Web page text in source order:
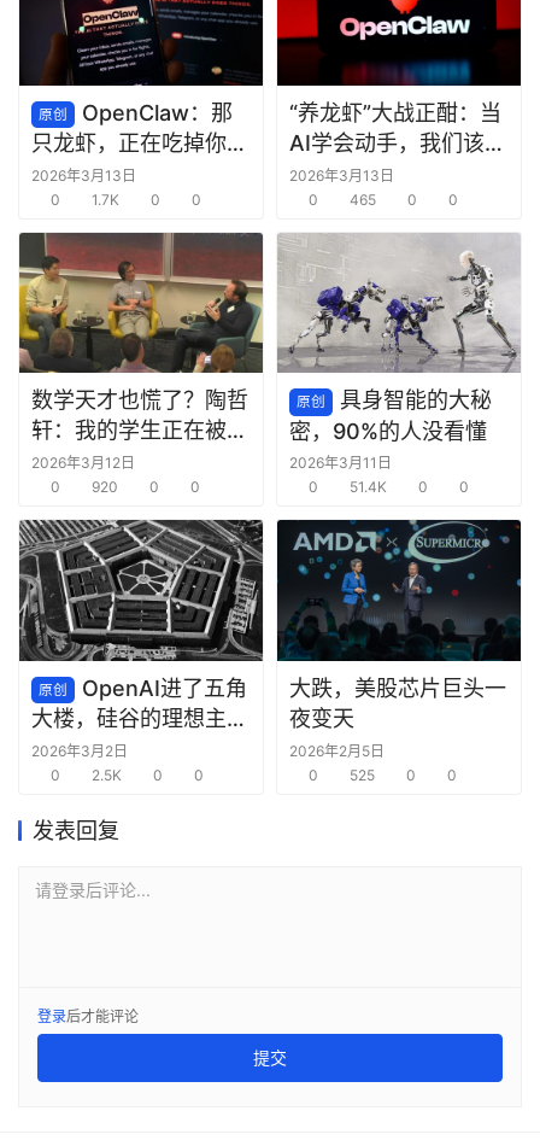
原创
OpenClaw：那
只龙虾，正在吃掉你的
脑子
2026年3月13日
0
1.7K 0 0
“养龙虾”大战正酣：当
AI学会动手，我们该欢
呼还是警惕？
2026年3月13日
0
465 0 0
数学天才也慌了？陶哲
轩：我的学生正在被
AI“毁掉”
2026年3月12日
0
920 0 0
原创
具身智能的大秘
密，90%的人没看懂
2026年3月11日
0
51.4K 0 0
原创
OpenAI进了五角
大楼，硅谷的理想主义
死了
2026年3月2日
0
2.5K 0 0
大跌，美股芯片巨头一
夜变天
2026年2月5日
0
525 0 0
发表回复
请登录后评论...
登录后才能评论
提交